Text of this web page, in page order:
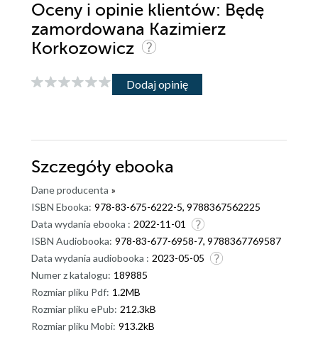
Oceny i opinie klientów: Będę
zamordowana Kazimierz
Korkozowicz
Dodaj opinię
Szczegóły ebooka
Dane producenta »
ISBN Ebooka: 978-83-675-6222-5, 9788367562225
Data wydania ebooka : 2022-11-01
ISBN Audiobooka: 978-83-677-6958-7, 9788367769587
Data wydania audiobooka : 2023-05-05
Numer z katalogu: 189885
Rozmiar pliku Pdf: 1.2MB
Rozmiar pliku ePub: 212.3kB
Rozmiar pliku Mobi: 913.2kB